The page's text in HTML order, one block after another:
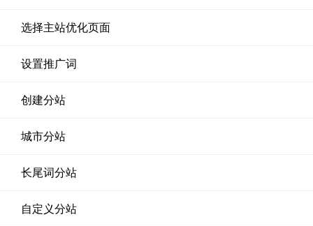
选择主站优化页面
设置推广词
创建分站
城市分站
长尾词分站
自定义分站